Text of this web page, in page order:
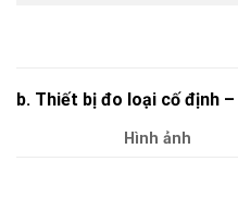
b. Thiết bị đo loại cố định
Hình ảnh